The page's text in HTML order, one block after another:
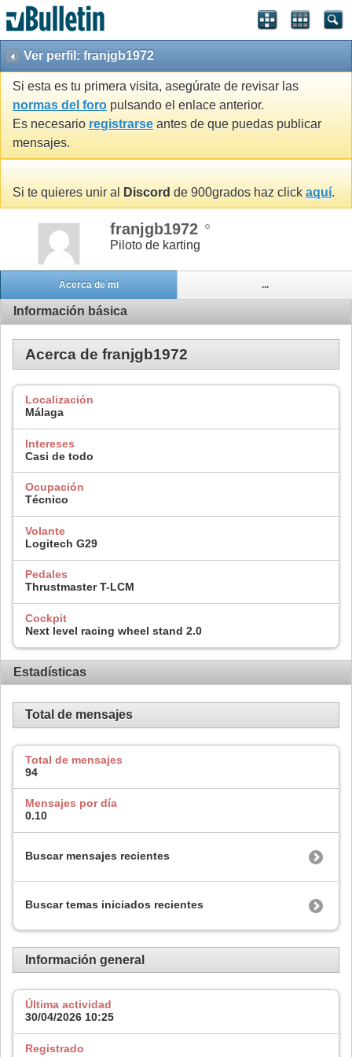
Ver perfil: franjgb1972
Si esta es tu primera visita, asegúrate de revisar las
normas del foro pulsando el enlace anterior.
Es necesario registrarse antes de que puedas publicar
mensajes.
Si te quieres unir al Discord de 900grados haz click aquí.
franjgb1972
Piloto de karting
Acerca de mi ...
Información básica
Acerca de franjgb1972
Localización
Málaga
Intereses
Casi de todo
Ocupación
Técnico
Volante
Logitech G29
Pedales
Thrustmaster T-LCM
Cockpit
Next level racing wheel stand 2.0
Estadísticas
Total de mensajes
Total de mensajes
94
Mensajes por día
0.10
Buscar mensajes recientes
Buscar temas iniciados recientes
Información general
Última actividad
30/04/2026 10:25
Registrado